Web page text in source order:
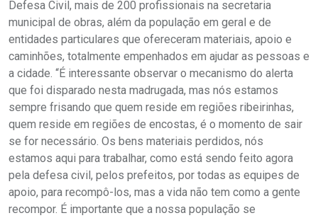
Defesa Civil, mais de 200 profissionais na secretaria
municipal de obras, além da população em geral e de
entidades particulares que ofereceram materiais, apoio e
caminhões, totalmente empenhados em ajudar as pessoas e
a cidade. “É interessante observar o mecanismo do alerta
que foi disparado nesta madrugada, mas nós estamos
sempre frisando que quem reside em regiões ribeirinhas,
quem reside em regiões de encostas, é o momento de sair
se for necessário. Os bens materiais perdidos, nós
estamos aqui para trabalhar, como está sendo feito agora
pela defesa civil, pelos prefeitos, por todas as equipes de
apoio, para recompô-los, mas a vida não tem como a gente
recompor. É importante que a nossa população se